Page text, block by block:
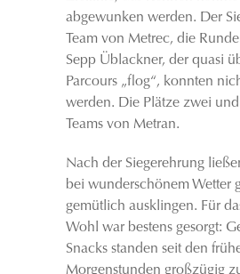
abgewunken werden. Der
Team von Metrec, die
Sepp Üblackner, der quasi
Parcours „flog“, konnten
werden. Die Plätze zwei
Teams von Metran.
Nach der Siegerehrung
bei wunderschönem Wetter
gemütlich ausklingen. Für
Wohl war bestens gesorgt:
Snacks standen seit den
Morgenstunden großzügig